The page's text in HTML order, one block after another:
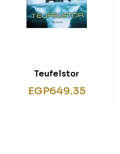
Teufelstor
EGP649.35